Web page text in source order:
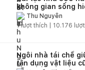
không gian sống
thiên nhiên
Thu Nguyễn
1lượt thích | 10.176
Ngôi nhà tái chế
tận dụng vật liệu